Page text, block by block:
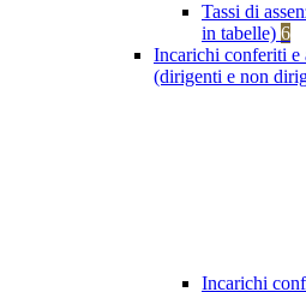
Tassi di
in tabelle) 6
Incarichi conferiti e
(dirigenti e non
Incarichi